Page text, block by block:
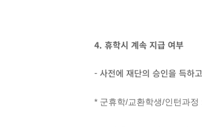
4. 휴학시 계속 지급 여부
- 사전에 재단의 승인을 득하
* 군휴학/교환학생/인턴과